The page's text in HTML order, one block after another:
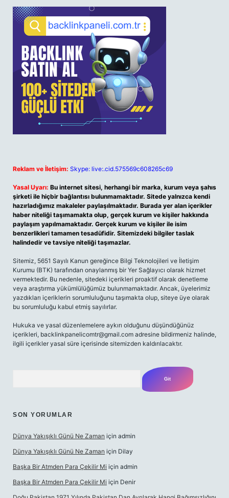
Reklam ve İletişim: Skype: live:.cid.575569c608265c69
Yasal Uyarı: Bu internet sitesi, herhangi bir marka, kurum veya şahıs
şirketi ile hiçbir bağlantısı bulunmamaktadır. Sitede yalnızca kendi
hazırladığımız makaleler paylaşılmaktadır. Burada yer alan içerikler
haber niteliği taşımamakta olup, gerçek kurum ve kişiler hakkında
paylaşım yapılmamaktadır. Gerçek kurum ve kişiler ile isim
benzerlikleri tamamen tesadüfidir. Sitemizdeki bilgiler taslak
halindedir ve tavsiye niteliği taşımazlar.
Sitemiz, 5651 Sayılı Kanun gereğince Bilgi Teknolojileri ve İletişim
Kurumu (BTK) tarafından onaylanmış bir Yer Sağlayıcı olarak hizmet
vermektedir. Bu nedenle, sitedeki içerikleri proaktif olarak denetleme
veya araştırma yükümlülüğümüz bulunmamaktadır. Ancak, üyelerimiz
yazdıkları içeriklerin sorumluluğunu taşımakta olup, siteye üye olarak
bu sorumluluğu kabul etmiş sayılırlar.
Hukuka ve yasal düzenlemelere aykırı olduğunu düşündüğünüz
içerikleri, backlinkpanelicomtr@gmail.com adresine bildirmeniz halinde,
ilgili içerikler yasal süre içerisinde sitemizden kaldırılacaktır.
SON YORUMLAR
Dünya Yakışıklı Günü Ne Zaman için admin
Dünya Yakışıklı Günü Ne Zaman için Dilay
Başka Bir Atmden Para Çekilir Mi için admin
Başka Bir Atmden Para Çekilir Mi için Denir